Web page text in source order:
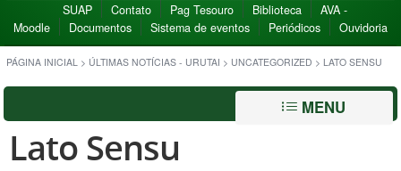
SUAP Contato Pag Tesouro Biblioteca
AVA -
Moodle
Documentos Sistema de eventos Periódicos Ouvidoria
PÁGINA INICIAL > ÚLTIMAS NOTÍCIAS - URUTAI > UNCATEGORIZED > LATO SENSU
MENU
Lato Sensu